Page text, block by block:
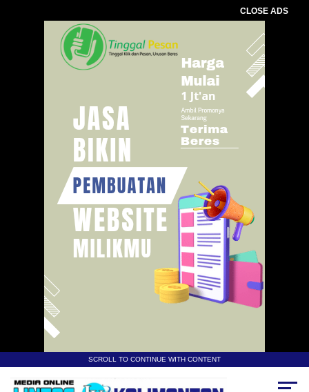
CLOSE ADS
SCROLL TO CONTINUE WITH CONTENT